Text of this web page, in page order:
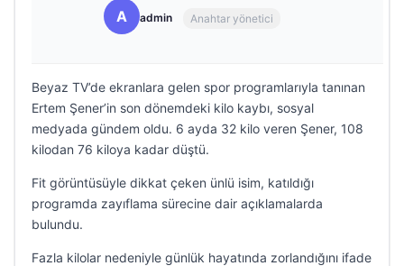
A admin Anahtar yönetici
Beyaz TV’de ekranlara gelen spor programlarıyla tanınan
Ertem Şener’in son dönemdeki kilo kaybı, sosyal
medyada gündem oldu. 6 ayda 32 kilo veren Şener, 108
kilodan 76 kiloya kadar düştü.
Fit görüntüsüyle dikkat çeken ünlü isim, katıldığı
programda zayıflama sürecine dair açıklamalarda
bulundu.
Fazla kilolar nedeniyle günlük hayatında zorlandığını ifade